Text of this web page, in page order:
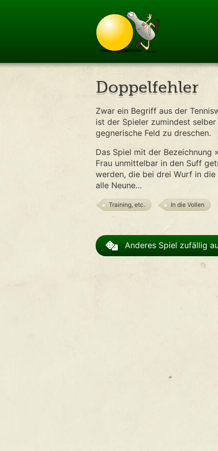
Doppelfehler
Zwar ein Begriff aus der
ist der Spieler zumindest
gegnerische Feld zu dreschen.
Das Spiel mit der Bezeichnung
Frau unmittelbar in den Suff
werden, die bei drei Wurf in
alle Neune…
Training, etc. In die Vollen
Anderes Spiel zufällig